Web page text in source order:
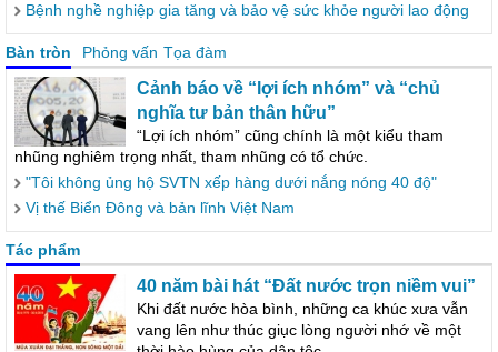
Bệnh nghề nghiệp gia tăng và bảo vệ sức khỏe người lao động
Bàn tròn Phỏng vấn Tọa đàm
Cảnh báo về “lợi ích nhóm” và “chủ
nghĩa tư bản thân hữu”
“Lợi ích nhóm” cũng chính là một kiểu tham
nhũng nghiêm trọng nhất, tham nhũng có tổ chức.
"Tôi không ủng hộ SVTN xếp hàng dưới nắng nóng 40 độ"
Vị thế Biển Đông và bản lĩnh Việt Nam
Tác phẩm
40 năm bài hát “Đất nước trọn niềm vui”
Khi đất nước hòa bình, những ca khúc xưa vẫn
vang lên như thúc giục lòng người nhớ về một